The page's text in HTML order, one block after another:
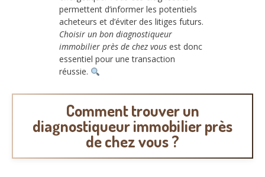
permettent d’informer les potentiels
acheteurs et d’éviter des litiges futurs.
Choisir un bon diagnostiqueur
immobilier près de chez vous est donc
essentiel pour une transaction
réussie.
Comment trouver un
diagnostiqueur immobilier près
de chez vous ?